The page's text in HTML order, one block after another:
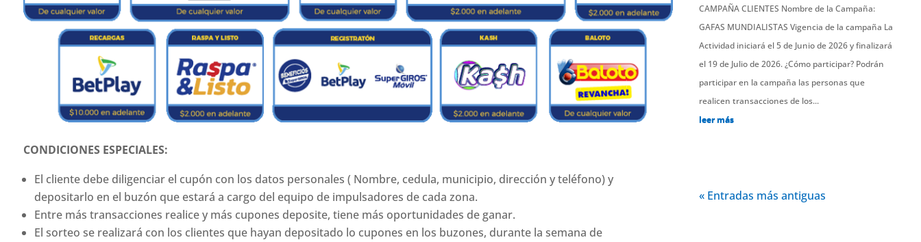
CONDICIONES ESPECIALES:
El cliente debe diligenciar el cupón con los datos personales ( Nombre, cedula, municipio, dirección y teléfono) y
depositarlo en el buzón que estará a cargo del equipo de impulsadores de cada zona.
Entre más transacciones realice y más cupones deposite, tiene más oportunidades de ganar.
El sorteo se realizará con los clientes que hayan depositado lo cupones en los buzones, durante la semana de
CAMPAÑA CLIENTES Nombre de la Campaña:
GAFAS MUNDIALISTAS Vigencia de la campaña La
Actividad iniciará el 5 de Junio de 2026 y finalizará
el 19 de Julio de 2026. ¿Cómo participar? Podrán
participar en la campaña las personas que
realicen transacciones de los...
leer más
« Entradas más antiguas